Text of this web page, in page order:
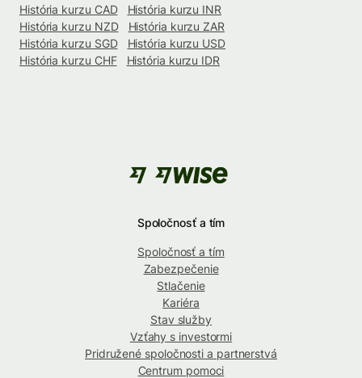
História kurzu CAD
História kurzu INR
História kurzu NZD
História kurzu ZAR
História kurzu SGD
História kurzu USD
História kurzu CHF
História kurzu IDR
Spoločnosť a tím
Spoločnosť a tím
Zabezpečenie
Stlačenie
Kariéra
Stav služby
Vzťahy s investormi
Pridružené spoločnosti a partnerstvá
Centrum pomoci